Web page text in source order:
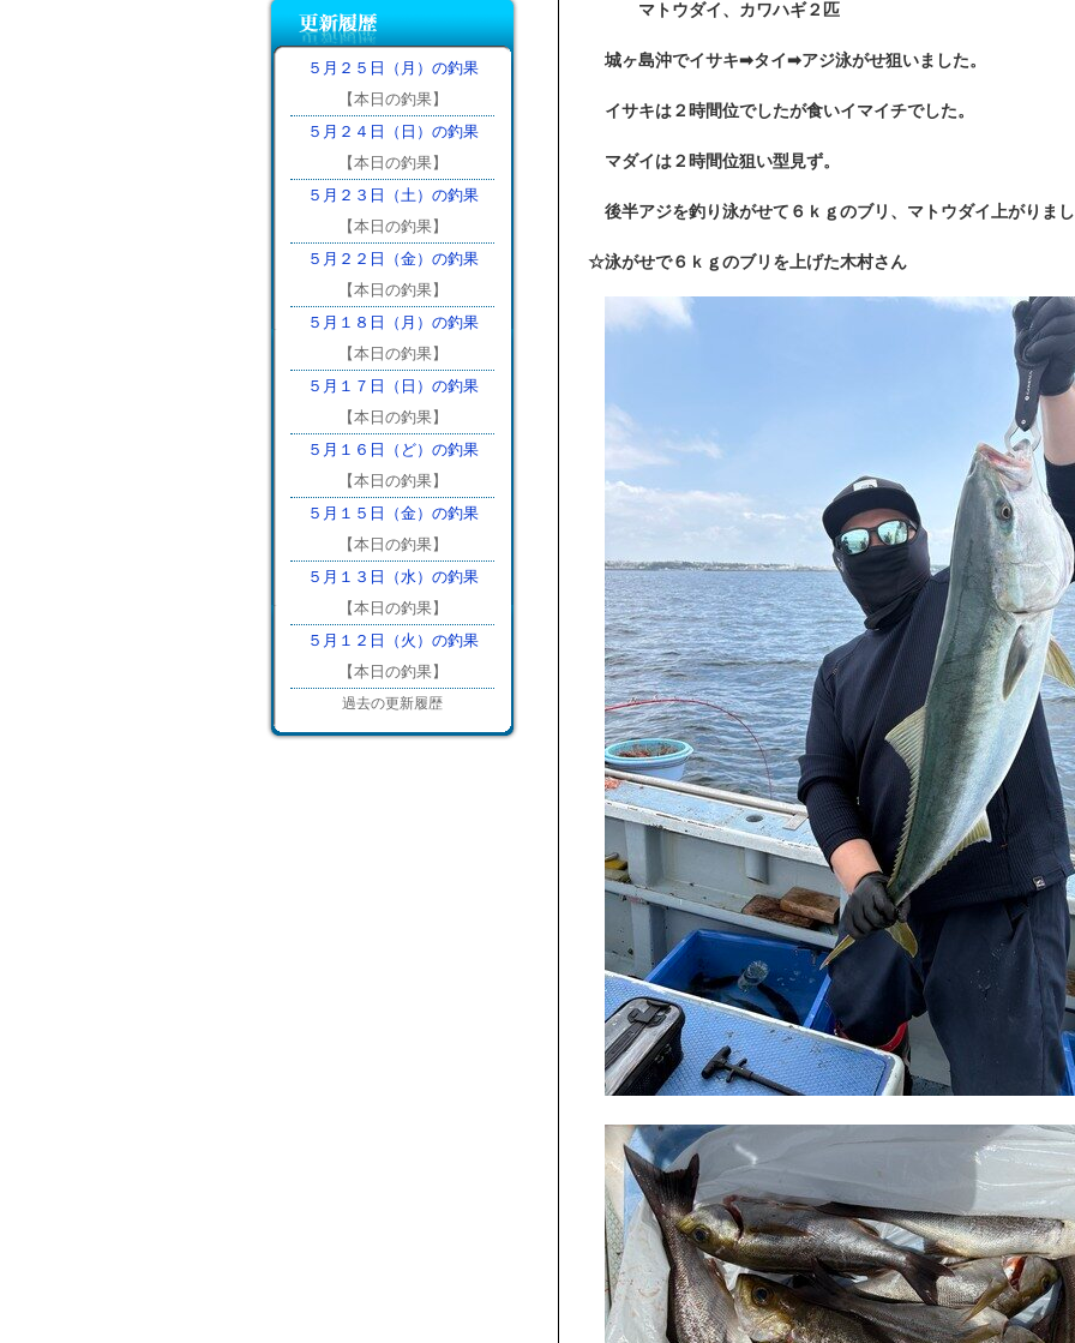
５月２５日（月）の釣果
【本日の釣果】
５月２４日（日）の釣果
【本日の釣果】
５月２３日（土）の釣果
【本日の釣果】
５月２２日（金）の釣果
【本日の釣果】
５月１８日（月）の釣果
【本日の釣果】
５月１７日（日）の釣果
【本日の釣果】
５月１６日（ど）の釣果
【本日の釣果】
５月１５日（金）の釣果
【本日の釣果】
５月１３日（水）の釣果
【本日の釣果】
５月１２日（火）の釣果
【本日の釣果】
過去の更新履歴
マトウダイ、カワハギ２匹
城ヶ島沖でイサキ➡タイ➡アジ泳がせ狙いました。
イサキは２時間位でしたが食いイマイチでした。
マダイは２時間位狙い型見ず。
後半アジを釣り泳がせて６ｋｇのブリ、マトウダイ上がりま
☆泳がせで６ｋｇのブリを上げた木村さん